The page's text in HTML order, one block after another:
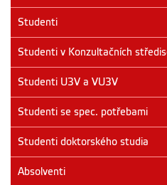
Studenti
Studenti v Konzultačních
Studenti U3V a VU3V
Studenti se spec. potřebami
Studenti doktorského studia
Absolventi